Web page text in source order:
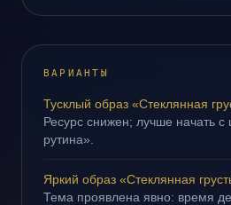
ВАРИАНТЫ
Тусклый образ «Стеклянная
Ресурс снижен; лучше начать с
рутина».
Яркий образ «Стеклянная
Тема проявлена явно: время